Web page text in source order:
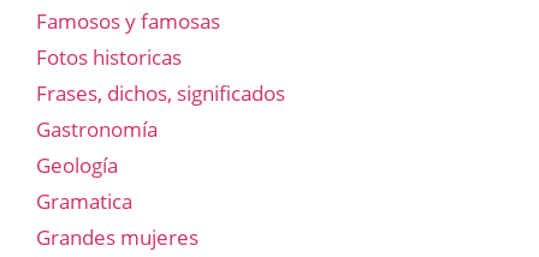
Famosos y famosas
Fotos historicas
Frases, dichos, significados
Gastronomía
Geología
Gramatica
Grandes mujeres